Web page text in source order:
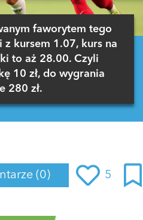
faworytem tego
kursem 1.07, kurs na
to aż 28.00. Czyli
10 zł, do wygrania
280 zł.
(0) 5